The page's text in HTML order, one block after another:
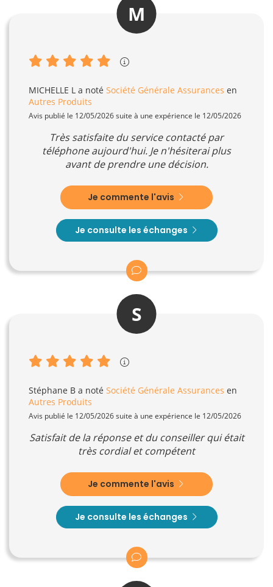
M
MICHELLE L a noté Société Générale Assurances en
Autres Produits
Avis publié le 12/05/2026 suite à une expérience le 12/05/2026
Très satisfaite du service contacté par
téléphone aujourd'hui. Je n'hésiterai plus
avant de prendre une décision.
Je commente l'avis
Je consulte les échanges
S
Stéphane B a noté Société Générale Assurances en
Autres Produits
Avis publié le 12/05/2026 suite à une expérience le 12/05/2026
Satisfait de la réponse et du conseiller qui était
très cordial et compétent
Je commente l'avis
Je consulte les échanges